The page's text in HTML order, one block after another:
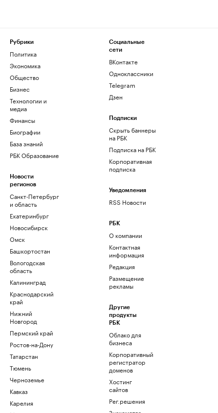
Рубрики
Политика
Экономика
Общество
Бизнес
Технологии и
медиа
Финансы
Биографии
База знаний
РБК Образование
Новости
регионов
Санкт-Петербург
и область
Екатеринбург
Новосибирск
Омск
Башкортостан
Вологодская
область
Калининград
Краснодарский
край
Нижний
Новгород
Пермский край
Ростов-на-Дону
Татарстан
Тюмень
Черноземье
Кавказ
Карелия
Социальные
сети
ВКонтакте
Одноклассники
Telegram
Дзен
Подписки
Скрыть баннеры
на РБК
Подписка на РБК
Корпоративная
подписка
Уведомления
RSS Новости
РБК
О компании
Контактная
информация
Редакция
Размещение
рекламы
Другие
продукты
РБК
Облако для
бизнеса
Корпоративный
регистратор
доменов
Хостинг
сайтов
Рег.решения